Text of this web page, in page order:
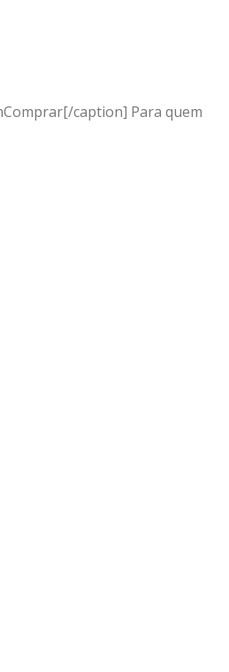
caption] Para quem